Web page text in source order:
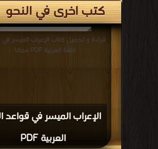
كتب اخرى في النحو
الإعراب الميسر في قواعد
العربية PDF
قراءة و تحميل كتاب الإعراب الميسر في
اللغة العربية PDF مجانا